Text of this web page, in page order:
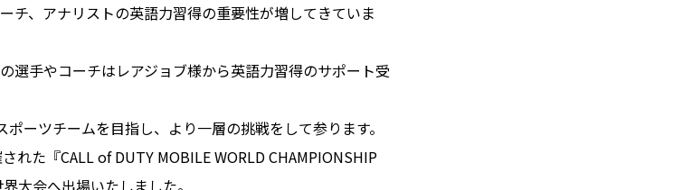
チ、アナリストの英語力習得の重要性が増してきていま
選手やコーチはレアジョブ様から英語力習得のサポート受
ーツチームを目指し、より一層の挑戦をして参ります。
た『CALL of DUTY MOBILE WORLD CHAMPIONSHIP
大会へ出場いたしました。